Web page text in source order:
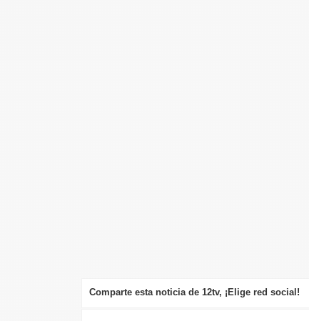
Comparte esta noticia de 12tv, ¡Elige red social!